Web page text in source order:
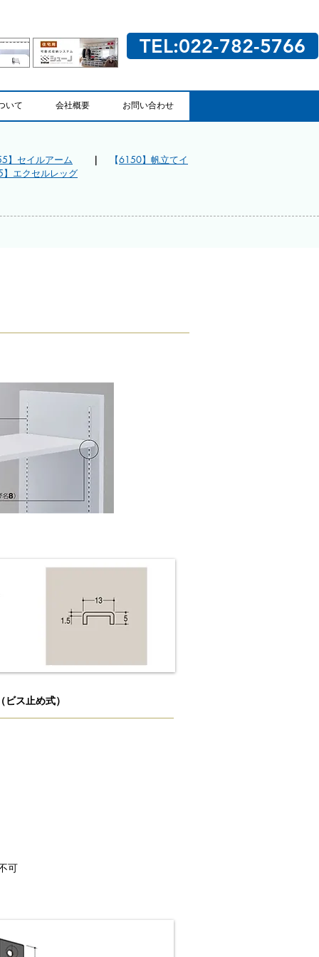
TEL:022-782-5766
いて 会社概要 お問い合わせ
】セイルアーム ｜ 【6150】帆立てイ
エクセルレッグ
ス止め式）
可